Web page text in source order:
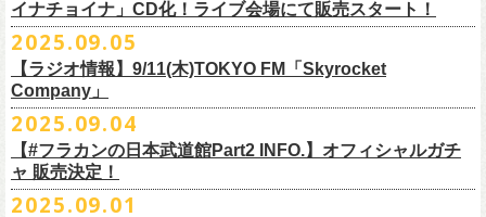
◎「チョイナチョイナTシャツ」
12月21日(日) 京都磔磔 15:30/16:00
12月22日(月) 京都磔磔 18:30/19:00
2026年
1月17日(土) 長野CLUB JUNK BOX 16:30/17:00
1月18日(日) 千葉LOOK 15:30/16:00
1月24日(土) 高知X-pt. 16:30/17:00
1月25日(日) 広島SECOND CRUTCH 15:30/16:00
1月27日(火) 四日市CLUB CHAOS 18:30/19:00
1月31日(土) 札幌近松 16:30/17:00
◎「ドラデラ2025 爽やかアクキー」
価格：800円(税込)
サイズ：85 × 40ｍｍ
ーーーーーーーーーーーーーー
☆フラワーカンパニーズ presents 「DRAGON DELUXE 2025〜特別
編〜」【俺たちのザ・ベストテンPart2】
日時：10月17日(金) Open 18:15 / Start 19:00
文・天野史彬 写真：新保勇樹
▼
2025年９月20日、フラワーカンパニーズが10年ぶりとなる日本武道館ワ
ンマン公演「フラカンの日本武道館Part2 〜超・今が旬〜」を開催した。
熟練の凄みと、消えることのないみずみずしさを兼ね備えた演奏。派手
になり過ぎず、かと言ってストイックにもなり過ぎず。躍動するバンド
と楽曲の世界観を彩り、会場を鮮やかに彩った演出。ダブルアンコール
昨日開催しました「フラカンの日本武道館 Part2 〜超・今が旬〜」にて
オフィシャルグッズを購入いただきありがとうございました。
一部の商品を事後通販させていただくことが決定しました。
商品を買い逃した方、追加で買いたいなという方、ぜひご利用くださ
い。
のライブの模様がU-NEXTにて独占ライブ配信されることが決定！
詳細は後日発表致します。
どうぞお楽しみに！
☆ご購入商品を入れる袋のご用意はございませんので、みなさまの方で
ご準備をお願い致します
＊「フラカンの日本武道館 Part2 オフィシャルグッズ」につきまして
現金に加え、各種キャッシュレス決済もご利用いただけます。
ランドは下記画像をご確認ください
※リピート放送；9/11(木)、9/12(金)、9/14(日)
https://www.mbs.jp/mmtv/
#MMTV_mbs
イナチョイナ」CD化！ライブ会場にて販売スタート！
2025.09.05
【ラジオ情報】9/11(木)TOKYO FM「Skyrocket
Company」
■9月11日(木)17:00〜20:00 TOKYO FM「Skyrocket Company」
＊鈴木圭介、グレートマエカワ 生出演
https://www.tfm.co.jp/sky/
2025.09.04
【#フラカンの日本武道館Part2 INFO.】オフィシャルガチ
ャ 販売決定！
2025年9月20日(土)開催、フラワーカンパニーズ日本武道館ワンマンライ
2025.09.01